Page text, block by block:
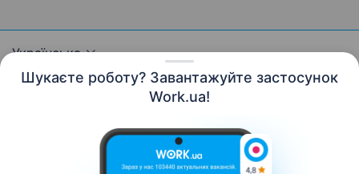
Шукаєте роботу? Завантажуйте застосунок
Work.ua!
Українська